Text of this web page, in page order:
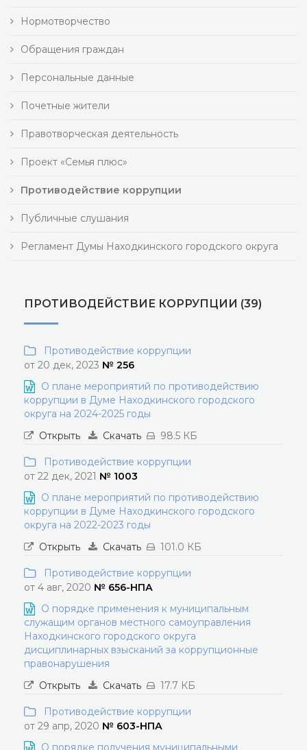
Нормотворчество
Обращения граждан
Персональные данные
Почетные жители
Правотворческая деятельность
Проект «Семья плюс»
Противодействие коррупции
Публичные слушания
Регламент Думы Находкинского городского округа
ПРОТИВОДЕЙСТВИЕ КОРРУПЦИИ (39)
Противодействие коррупции
от 20 дек, 2023 № 256
О плане мероприятий по противодействию
коррупции в Думе Находкинского городского
округа на 2024-2025 годы
Открыть
Скачать 98.5 КБ
Противодействие коррупции
от 22 дек, 2021 № 1003
О плане мероприятий по противодействию
коррупции в Думе Находкинского городского
округа на 2022-2023 годы
Открыть
Скачать 101.0 КБ
Противодействие коррупции
от 4 авг, 2020 № 656-НПА
О порядке применения к муниципальным
служащим органов местного самоуправления
Находкинского городского округа
дисциплинарных взысканий за коррупционные
правонарушения
Открыть
Скачать 17.7 КБ
Противодействие коррупции
от 29 апр, 2020 № 603-НПА
О порядке получения муниципальными